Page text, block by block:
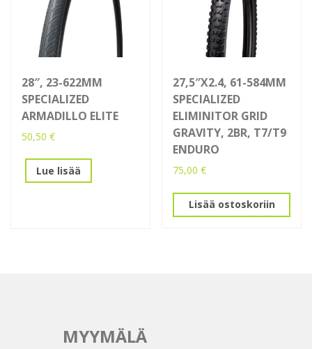
28″, 23-622MM
SPECIALIZED
ARMADILLO ELITE
50,50 €
Lue lisää
27,5″X2.4, 61-584MM
SPECIALIZED
ELIMINITOR GRID
GRAVITY, 2BR, T7/T9
ENDURO
75,00€
Lisää ostoskoriin
MYYMÄLÄ